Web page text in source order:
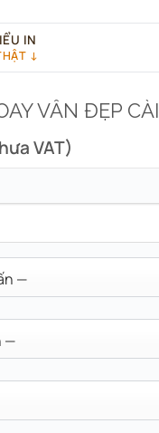
IN
↓
VÂN ĐẸP
VAT)